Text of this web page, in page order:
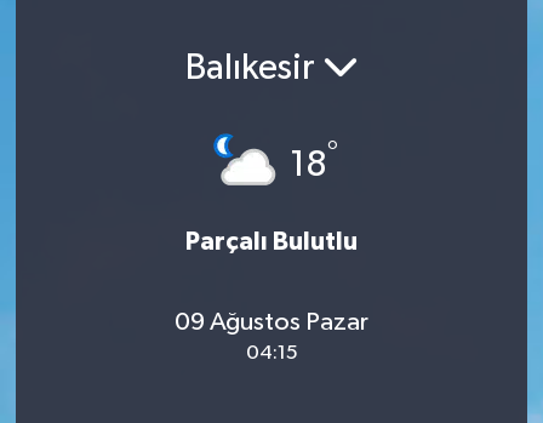
Balıkesir
18°
Parçalı Bulutlu
09 Ağustos Pazar
04:15